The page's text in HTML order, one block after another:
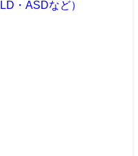
・ASDなど）